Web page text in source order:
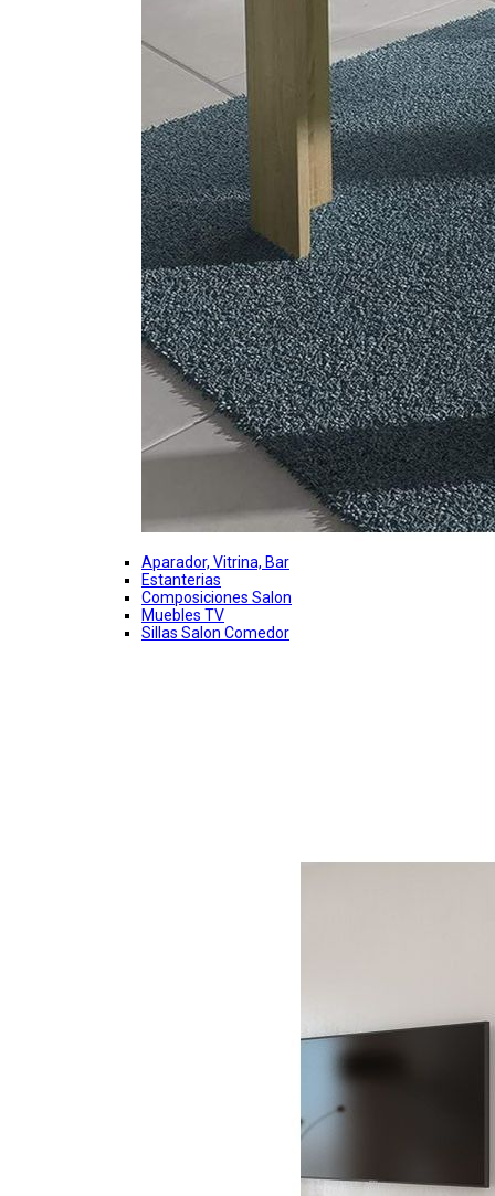
Aparador, Vitrina, Bar
Estanterias
Composiciones Salon
Muebles TV
Sillas Salon Comedor